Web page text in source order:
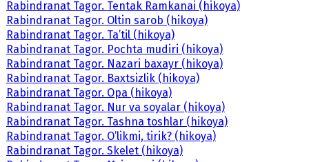
Rabindranat Tagor. Tentak Ramkanai (hikoya)
Rabindranat Tagor. Oltin sarob (hikoya)
Rabindranat Tagor. Ta’til (hikoya)
Rabindranat Tagor. Pochta mudiri (hikoya)
Rabindranat Tagor. Nazari baxayr (hikoya)
Rabindranat Tagor. Baxtsizlik (hikoya)
Rabindranat Tagor. Opa (hikoya)
Rabindranat Tagor. Nur va soyalar (hikoya)
Rabindranat Tagor. Tashna toshlar (hikoya)
Rabindranat Tagor. O’likmi, tirik? (hikoya)
Rabindranat Tagor. Skelet (hikoya)